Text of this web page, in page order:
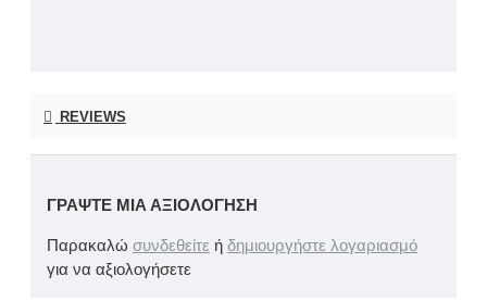
REVIEWS
ΓΡΆΨΤΕ ΜΙΑ ΑΞΙΟΛΌΓΗΣΗ
Παρακαλώ συνδεθείτε ή δημιουργήστε λογαριασμό
για να αξιολογήσετε